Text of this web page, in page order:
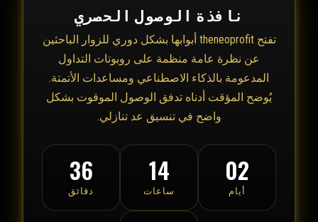
نافذة الوصول الحصري
تفتح theneoprofit أبوابها بشكل دوري للزوار الباحثين
عن نظرة عامة منظمة على روبوتات التداول
المدعومة بالذكاء الاصطناعي ومساعدات الأتمتة.
يُوضح المؤقت أدناه تدفق الوصول الموقوت بشكل
واضح في تنسيق عد تنازلي.
02
أيام
14
ساعات
36
دقائق